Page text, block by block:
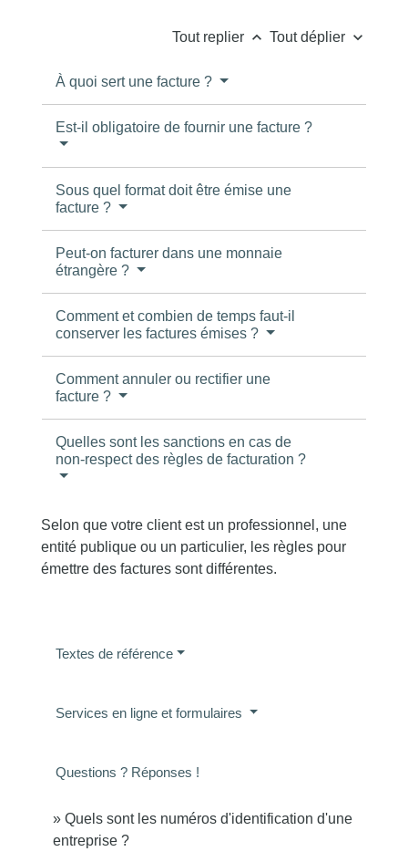
Tout replier keyboard_arrow_up Tout déplier keyboard_arrow_down
À quoi sert une facture ?
Est-il obligatoire de fournir une facture ?
Sous quel format doit être émise une
facture ?
Peut-on facturer dans une monnaie
étrangère ?
Comment et combien de temps faut-il
conserver les factures émises ?
Comment annuler ou rectifier une
facture ?
Quelles sont les sanctions en cas de
non-respect des règles de facturation ?
Selon que votre client est un professionnel, une
entité publique ou un particulier, les règles pour
émettre des factures sont différentes.
Textes de référence
Services en ligne et formulaires
Questions ? Réponses !
Quels sont les numéros d'identification d'une
entreprise ?